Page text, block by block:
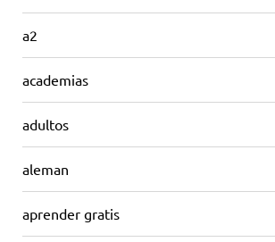
a2
academias
adultos
aleman
aprender gratis